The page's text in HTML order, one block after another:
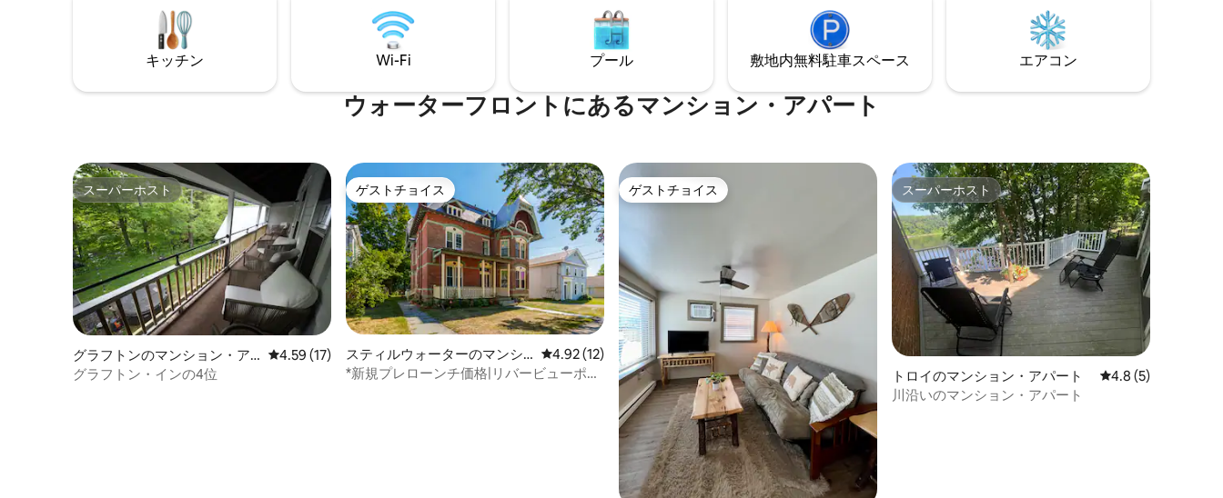
ラトガとレイクジョージまで20分 一年中
楽しめるオアシス 美しいデッキ、ファイ
ヤーピット、専用ドック-カヤック+カヌ
ーを提供 セントラルエアコン、暖房、居
心地の良い暖炉 犬1匹につき100ドル
キッチン Wi-Fi プール 敷地内無料駐⁠車ス⁠ペ⁠ー⁠ス エアコン
ウォーターフロントにあるマンション・アパート
スーパーホスト
スーパーホスト
グラフトンのマンション・ア
パート
レビュー17件、5つ星中4.59つ星の平均評価
4.59 (17)
グラフトン・インの4位
ゲストチョイス
ゲストチョイス
スティルウォーターのマンシ
ョン・アパート
レビュー12件、5つ星中4.92つ星の平均評価
4.92 (12)
*新規プレローンチ価格|リバービューポー
ゲストチョイス
ゲストチョイス スーパーホスト
スーパーホスト
トロイのマンション・アパート レビュー5件、5つ
4.8 (5)
川沿いのマンション・アパート